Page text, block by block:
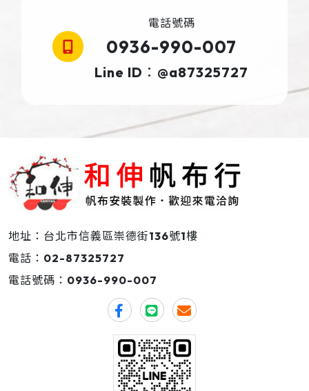
電話號碼
0936-990-007
Line ID：@a87325727
地址：台北市信義區崇德街136號1樓
電話： 02-87325727
電話號碼： 0936-990-007